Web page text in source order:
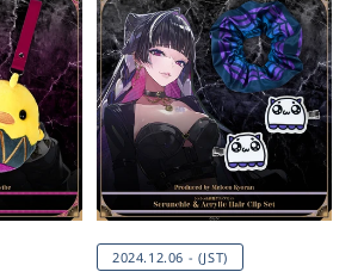
2024.12.06 - (JST)